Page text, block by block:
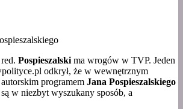
Pospieszalski ma wrogów w TVP. Jeden
odkrył, że w wewnętrznym
programem Jana Pospieszalskiego
w niezbyt wyszukany sposób, a